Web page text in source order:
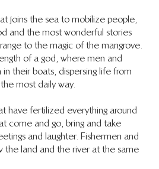
joins the sea to mobilize people,
and the most wonderful stories
to the magic of the mangrove.
of a god, where men and
their boats, dispersing life from
most daily way.
have fertilized everything around
come and go, bring and take
and laughter. Fishermen and
the land and the river at the same